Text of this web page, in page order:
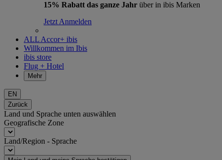
15% Rabatt das ganze Jahr über in ibis Marken
Jetzt Anmelden
ALL Accor+ ibis
Willkommen im Ibis
ibis store
Flug + Hotel
Mehr
EN
Zurück
Land und Sprache unten auswählen
Geografische Zone
Land/Region - Sprache